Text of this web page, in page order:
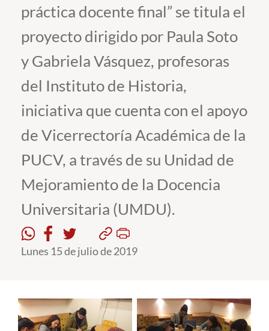
Postgrado
Formación Continua
Estudiantes
Académicos
Funcionarios
Alumni
English
práctica docente final” se titula el
proyecto dirigido por Paula Soto
y Gabriela Vásquez, profesoras
del Instituto de Historia,
iniciativa que cuenta con el apoyo
de Vicerrectoría Académica de la
PUCV, a través de su Unidad de
Mejoramiento de la Docencia
Universitaria (UMDU).
Lunes 15 de julio de 2019